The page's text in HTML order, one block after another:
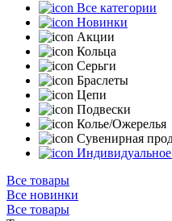
Все категории
Новинки
Акции
Кольца
Серьги
Браслеты
Цепи
Подвески
Колье/Ожерелья
Сувенирная
Индивидуальное
Все товары
Все новинки
Все товары